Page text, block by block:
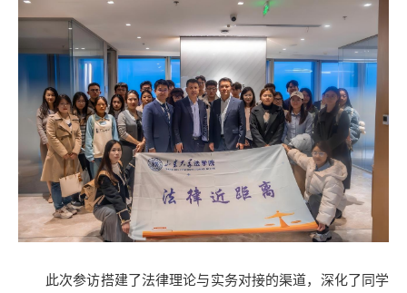
此次参访搭建了法律理论与实务对接的渠道，深化了同学